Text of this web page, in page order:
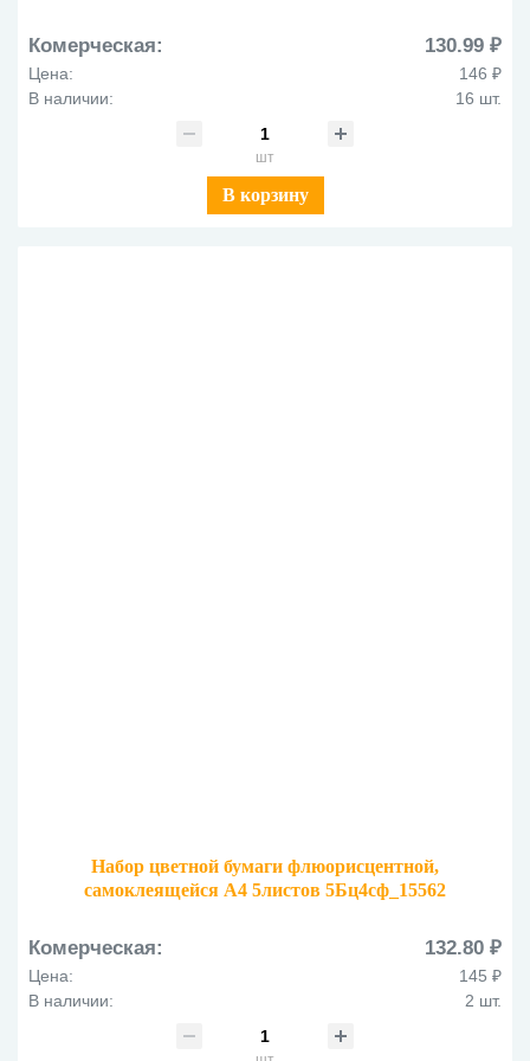
Комерческая: 130.99 ₽
Цена:
146 ₽
В наличии:
16 шт.
шт
В корзину
Набор цветной бумаги флюорисцентной,
самоклеящейся А4 5листов 5Бц4сф_15562
Комерческая: 132.80 ₽
Цена:
145 ₽
В наличии:
2 шт.